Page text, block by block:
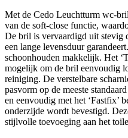
Met de Cedo Leuchtturm wc-
van de soft-close functie,
De bril is vervaardigd uit stevig
een lange levensduur
schoonhouden makkelijk. Het
mogelijk om de bril eenvoudig
reiniging. De verstelbare
pasvorm op de meeste
en eenvoudig met het ‘Fastfix’
onderzijde wordt bevestigd.
stijlvolle toevoeging aan het